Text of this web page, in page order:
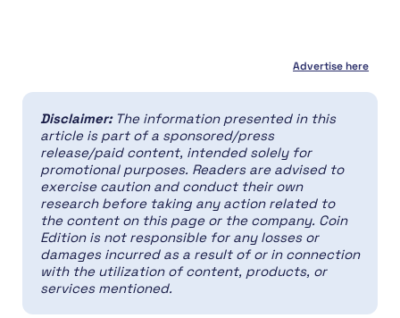
Advertise here
Disclaimer: The information presented in this
article is part of a sponsored/press
release/paid content, intended solely for
promotional purposes. Readers are advised to
exercise caution and conduct their own
research before taking any action related to
the content on this page or the company. Coin
Edition is not responsible for any losses or
damages incurred as a result of or in connection
with the utilization of content, products, or
services mentioned.